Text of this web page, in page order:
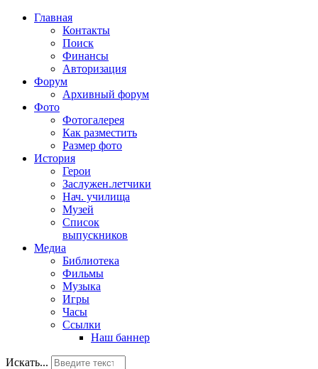
Главная
Контакты
Поиск
Финансы
Авторизация
Форум
Архивный форум
Фото
Фотогалерея
Как разместить
Размер фото
История
Герои
Заслужен.летчики
Нач. училища
Музей
Список
выпускников
Медиа
Библиотека
Фильмы
Музыка
Игры
Часы
Ссылки
Наш баннер
Искать...